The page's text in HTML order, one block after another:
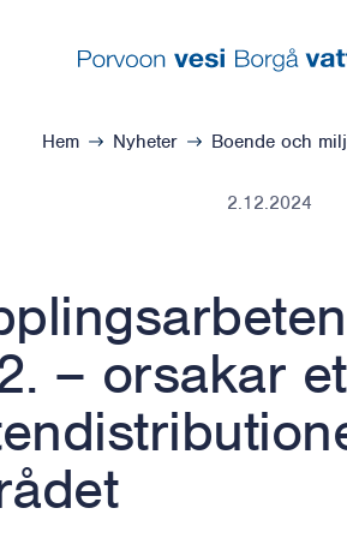
Hem Nyheter Boende och
2.12.2024
– orsakar